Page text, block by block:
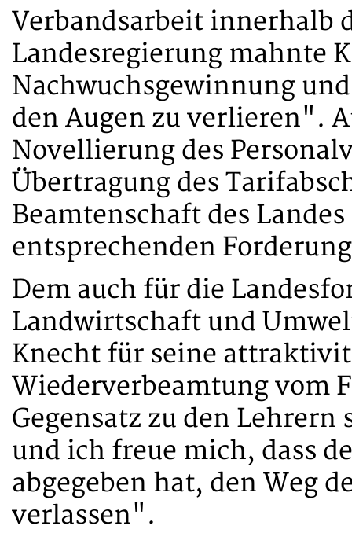
Verbandsarbeit innerhalb
Landesregierung mahnte
Nachwuchsgewinnung
den Augen zu verlieren".
Novellierung des
Übertragung des
Beamtenschaft des
entsprechenden
Dem auch für die
Landwirtschaft und
Knecht für seine
Wiederverbeamtung vom
Gegensatz zu den Lehrern
und ich freue mich, dass
abgegeben hat, den Weg
verlassen".